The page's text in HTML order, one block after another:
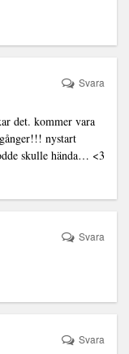
det. kommer vara
nystart
skulle hända… <3
Svara
Svara
Svara